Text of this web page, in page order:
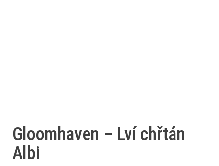
Gloomhaven – Lví chřtán
Albi